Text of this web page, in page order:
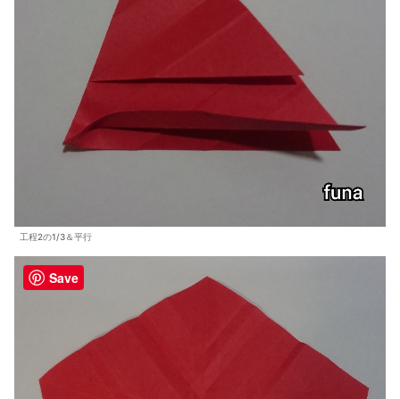
工程2の1/3＆平行
Save